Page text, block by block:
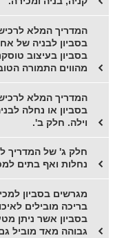
המדריך המלא
בסביון לבניה של
בסביון בעיצוב
מהווים התמורה
המדריך המלא
בסביון או נחלה
וילה. חלק ב'.
חלק ג' של המדריך
נחלות ואף בתים
מגרשים בסביון
בריכה מובילים
בסביון אשר ניתן
גבוהה מאד מוביל